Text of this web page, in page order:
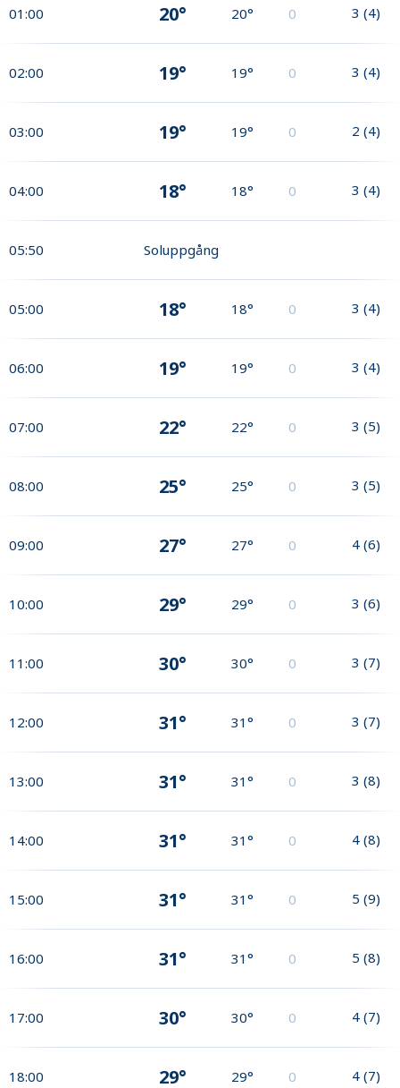
01:00 20° 20° 0 3 (4)
02:00 19° 19° 0 3 (4)
03:00 19° 19° 0 2 (4)
04:00 18° 18° 0 3 (4)
05:50 Soluppgång
05:00 18° 18° 0 3 (4)
06:00 19° 19° 0 3 (4)
07:00 22° 22° 0 3 (5)
08:00 25° 25° 0 3 (5)
09:00 27° 27° 0 4 (6)
10:00 29° 29° 0 3 (6)
11:00 30° 30° 0 3 (7)
12:00 31° 31° 0 3 (7)
13:00 31° 31° 0 3 (8)
14:00 31° 31° 0 4 (8)
15:00 31° 31° 0 5 (9)
16:00 31° 31° 0 5 (8)
17:00 30° 30° 0 4 (7)
18:00 29° 29° 0 4 (7)